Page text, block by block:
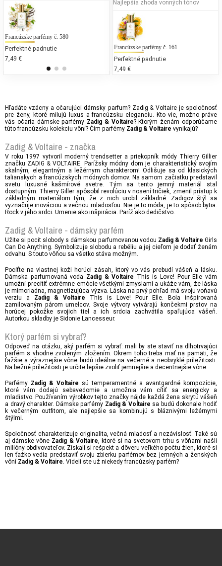
Francúzske parfémy č. 580
Perfektné padnutie
7,49 €
Maison Martin Margiela - Replica By the
Fireplace (Unisex)
50 % bežných vonných tónov
130,00 €
Najlepšia zhoda vonných tónov
Francúzske parfémy č. 161
Perfektné padnutie
7,49 €
Hľadáte vzácny a očarujúci dámsky parfum? Zadig & Voltaire je spoločnosť
pre ženy, ktoré milujú luxus a francúzsku eleganciu. Kto vie, možno práve
vás očaria dámske parfémy Zadig & Voltaire? Ktorým ženám odporúčame
túto francúzsku kolekciu vôní? Čím parfémy Zadig & Voltaire vynikajú?
Zadig & Voltaire - značka
V roku 1997 vytvoril moderný trendsetter a priekopník módy Thierry Gillier
značku ZADIG & VOLTAIRE. Parížsky módny dom je charakteristický svojím
skalným, elegantným a ležérnym charakterom! Odlišuje sa od klasických
talianskych a francúzskych módnych domov. Na samom začiatku predstavil
svetu luxusné kašmírové svetre. Tým sa tento jemný materiál stal
dostupným. Thierry Giller spôsobil revolúciu v nosení tričiek, zmenil prístup k
základným materiálom tým, že z nich urobil základné. Zadigov štýl sa
vyznačuje inováciou a večnou mladosťou. Nie je to móda, je to spôsob bytia.
Rock v jeho srdci. Umenie ako inšpirácia. Paríž ako dedičstvo.
Zadig & Voltaire - dámsky parfém
Užite si pocit slobody s dámskou parfumovanou vodou Zadig & Voltaire Girls
Can Do Anything. Symbolizuje slobodu a rebéliu a jej cieľom je dodať ženám
odvahu. S touto vôňou sa všetko stáva možným.
Pocíťte na vlastnej koži horúci zásah, ktorý vo vás prebudí vášeň a lásku.
Dámska parfumovaná voda Zadig & Voltaire This is Love! Pour Elle vám
umožní precítiť extrémne emócie všetkými zmyslami a ukáže vám, že láska
je mimoriadna, magnetizujúca výzva. Láska na prvý pohľad má svoju voňavú
verziu a
Zadig & Voltaire
This is Love! Pour Elle. Bola inšpirovaná
zamilovaným párom umelcov. Svoje výtvory vytvárajú končekmi prstov na
horúcej pokožke svojich tiel a ich srdcia zachvátila spaľujúca vášeň.
Autorkou skladby je Sidonie Lancesseur.
Ktorý parfém si vybrať?
Odpoveď na otázku, aký parfém si vybrať: mali by ste staviť na dlhotrvajúci
parfém s vhodne zvoleným zložením. Okrem toho treba mať na pamäti, že
ťažšie a výraznejšie vône budú ideálne na večerné a neobvyklé príležitosti.
Na bežné príležitosti je určite lepšie zvoliť jemnejšie a decentnejšie vône.
Parfémy Zadig & Voltaire sú temperamentné a avantgardné kompozície,
ktoré vám dodajú sebavedomie a umožnia vám cítiť sa energicky a
mladistvo. Používaním výrobkov tejto značky nájde každá žena skrytú vášeň
a dravý charakter. Dámske parfémy Zadig & Voltaire sa budú dokonale hodiť
k večerným outfitom, ale najlepšie sa kombinujú s bláznivými ležérnymi
štýlmi.
Spoločnosť charakterizuje originalita, večná mladosť a nezávislosť. Také sú
aj dámske vône Zadig & Voltaire , ktoré si na svetovom trhu s vôňami našli
milióny obdivovateľov. Získali si rešpekt a dôveru veľkého počtu žien, ktoré si
len ťažko vedia predstaviť svoju zbierku parfémov bez jemných a ženských
vôní Zadig & Voltaire . Videli ste už niekedy francúzsky parfém?